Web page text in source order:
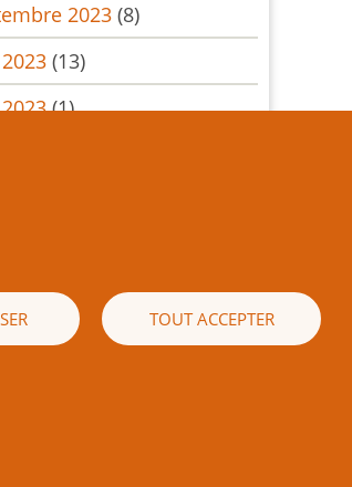
TOUT ACCEPTER
2023 (8)
(13)
(1)
2022(10)
Page